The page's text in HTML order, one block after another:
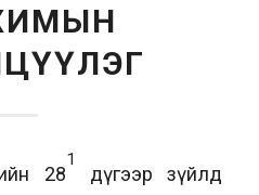
28
1
дүгээр зүйлд